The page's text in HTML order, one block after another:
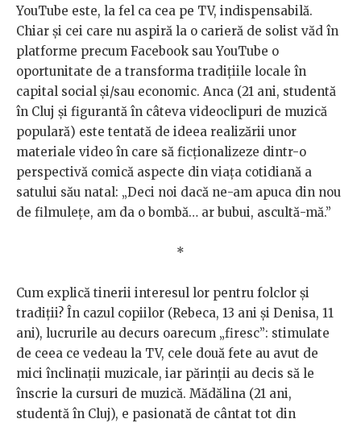
YouTube este, la fel ca cea pe TV, indispensabilă.
Chiar și cei care nu aspiră la o carieră de solist văd în
platforme precum Facebook sau YouTube o
oportunitate de a transforma tradițiile locale în
capital social și/sau economic. Anca (21 ani, studentă
în Cluj și figurantă în câteva videoclipuri de muzică
populară) este tentată de ideea realizării unor
materiale video în care să ficționalizeze dintr-o
perspectivă comică aspecte din viața cotidiană a
satului său natal: „Deci noi dacă ne-am apuca din nou
de filmulețe, am da o bombă… ar bubui, ascultă-mă.”
*
Cum explică tinerii interesul lor pentru folclor și
tradiții? În cazul copiilor (Rebeca, 13 ani și Denisa, 11
ani), lucrurile au decurs oarecum „firesc”: stimulate
de ceea ce vedeau la TV, cele două fete au avut de
mici înclinații muzicale, iar părinții au decis să le
înscrie la cursuri de muzică. Mădălina (21 ani,
studentă în Cluj), e pasionată de cântat tot din